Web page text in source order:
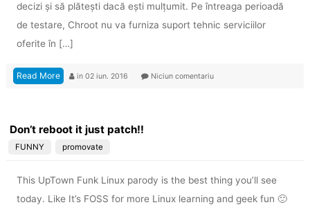
decizi și să plătești dacă ești mulțumit. Pe întreaga perioadă
de testare, Chroot nu va furniza suport tehnic serviciilor
oferite în […]
Read More in 02 iun. 2016 Niciun comentariu
Don’t reboot it just patch!!
FUNNY promovate
This UpTown Funk Linux parody is the best thing you’ll see
today. Like It’s FOSS for more Linux learning and geek fun 🙂